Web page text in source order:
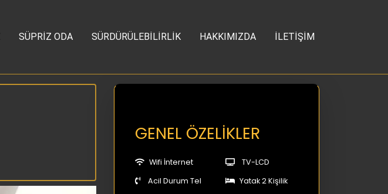
SÜPRİZ ODA SÜRDÜRÜLEBİLİRLİK HAKKIMIZDA İLETİŞİM
GENEL ÖZELİKLER
Wifi İnternet
TV-LCD
Acil Durum Tel
Yatak 2 Kişilik